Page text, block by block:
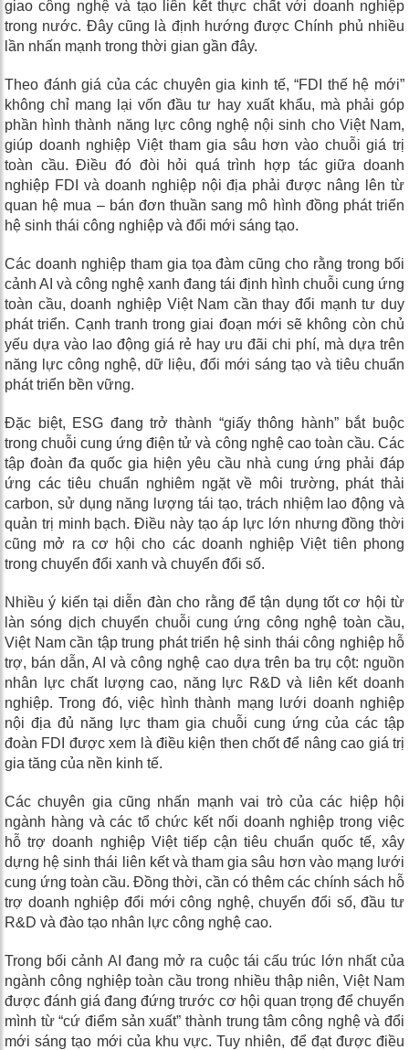
giao công nghệ và tạo liên kết thực chất với doanh nghiệp
trong nước. Đây cũng là định hướng được Chính phủ nhiều
lần nhấn mạnh trong thời gian gần đây.
Theo đánh giá của các chuyên gia kinh tế, “FDI thế hệ mới”
không chỉ mang lại vốn đầu tư hay xuất khẩu, mà phải góp
phần hình thành năng lực công nghệ nội sinh cho Việt Nam,
giúp doanh nghiệp Việt tham gia sâu hơn vào chuỗi giá trị
toàn cầu. Điều đó đòi hỏi quá trình hợp tác giữa doanh
nghiệp FDI và doanh nghiệp nội địa phải được nâng lên từ
quan hệ mua – bán đơn thuần sang mô hình đồng phát triển
hệ sinh thái công nghiệp và đổi mới sáng tạo.
Các doanh nghiệp tham gia tọa đàm cũng cho rằng trong bối
cảnh AI và công nghệ xanh đang tái định hình chuỗi cung ứng
toàn cầu, doanh nghiệp Việt Nam cần thay đổi mạnh tư duy
phát triển. Cạnh tranh trong giai đoạn mới sẽ không còn chủ
yếu dựa vào lao động giá rẻ hay ưu đãi chi phí, mà dựa trên
năng lực công nghệ, dữ liệu, đổi mới sáng tạo và tiêu chuẩn
phát triển bền vững.
Đặc biệt, ESG đang trở thành “giấy thông hành” bắt buộc
trong chuỗi cung ứng điện tử và công nghệ cao toàn cầu. Các
tập đoàn đa quốc gia hiện yêu cầu nhà cung ứng phải đáp
ứng các tiêu chuẩn nghiêm ngặt về môi trường, phát thải
carbon, sử dụng năng lượng tái tạo, trách nhiệm lao động và
quản trị minh bạch. Điều này tạo áp lực lớn nhưng đồng thời
cũng mở ra cơ hội cho các doanh nghiệp Việt tiên phong
trong chuyển đổi xanh và chuyển đổi số.
Nhiều ý kiến tại diễn đàn cho rằng để tận dụng tốt cơ hội từ
làn sóng dịch chuyển chuỗi cung ứng công nghệ toàn cầu,
Việt Nam cần tập trung phát triển hệ sinh thái công nghiệp hỗ
trợ, bán dẫn, AI và công nghệ cao dựa trên ba trụ cột: nguồn
nhân lực chất lượng cao, năng lực R&D và liên kết doanh
nghiệp. Trong đó, việc hình thành mạng lưới doanh nghiệp
nội địa đủ năng lực tham gia chuỗi cung ứng của các tập
đoàn FDI được xem là điều kiện then chốt để nâng cao giá trị
gia tăng của nền kinh tế.
Các chuyên gia cũng nhấn mạnh vai trò của các hiệp hội
ngành hàng và các tổ chức kết nối doanh nghiệp trong việc
hỗ trợ doanh nghiệp Việt tiếp cận tiêu chuẩn quốc tế, xây
dựng hệ sinh thái liên kết và tham gia sâu hơn vào mạng lưới
cung ứng toàn cầu. Đồng thời, cần có thêm các chính sách hỗ
trợ doanh nghiệp đổi mới công nghệ, chuyển đổi số, đầu tư
R&D và đào tạo nhân lực công nghệ cao.
Trong bối cảnh AI đang mở ra cuộc tái cấu trúc lớn nhất của
ngành công nghiệp toàn cầu trong nhiều thập niên, Việt Nam
được đánh giá đang đứng trước cơ hội quan trọng để chuyển
mình từ “cứ điểm sản xuất” thành trung tâm công nghệ và đổi
mới sáng tạo mới của khu vực. Tuy nhiên, để đạt được điều